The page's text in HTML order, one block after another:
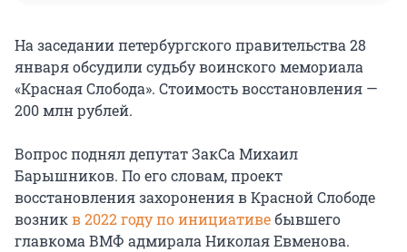
На заседании петербургского правительства 28
января обсудили судьбу воинского мемориала
«Красная Слобода». Стоимость восстановления —
200 млн рублей.
Вопрос поднял депутат ЗакСа Михаил
Барышников. По его словам, проект
восстановления захоронения в Красной Слободе
возникв 2022 году по инициативебывшего
главкома ВМФ адмирала Николая Евменова.